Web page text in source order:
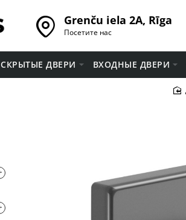
Grenču iela 2A, Rīga
Посетите нас
СКРЫТЫЕ ДВЕРИ ВХОДНЫЕ ДВЕРИ